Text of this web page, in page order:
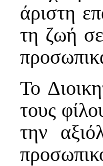
άριστη
τη ζωή
Το
τους
την